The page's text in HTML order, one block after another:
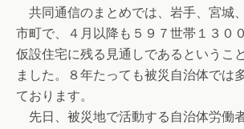
共同通信のまとめでは、岩手、宮城
市町で、４月以降も５９７世帯１３０
仮設住宅に残る見通しであるというこ
ました。８年たっても被災自治体では
ております。
先日、被災地で活動する自治体労働